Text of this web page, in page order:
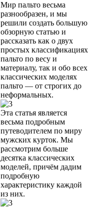
Мир пальто весьма
разнообразен, и мы
решили создать большую
обзорную статью и
рассказать как о двух
простых классификациях
пальто по весу и
материалу, так и обо всех
классических моделях
пальто — от строгих до
неформальных.
Эта статья является
весьма подробным
путеводителем по миру
мужских курток. Мы
рассмотрим больше
десятка классических
моделей, причём дадим
подробную
характеристику каждой
из них.